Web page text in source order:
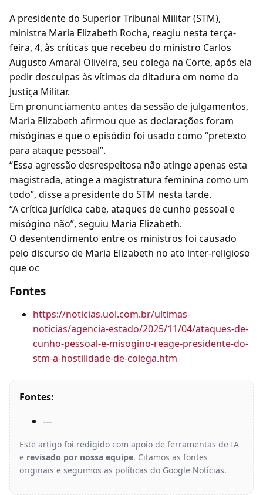
A presidente do Superior Tribunal Militar (STM),
ministra Maria Elizabeth Rocha, reagiu nesta terça-
feira, 4, às críticas que recebeu do ministro Carlos
Augusto Amaral Oliveira, seu colega na Corte, após ela
pedir desculpas às vítimas da ditadura em nome da
Justiça Militar.
Em pronunciamento antes da sessão de julgamentos,
Maria Elizabeth afirmou que as declarações foram
misóginas e que o episódio foi usado como “pretexto
para ataque pessoal”.
“Essa agressão desrespeitosa não atinge apenas esta
magistrada, atinge a magistratura feminina como um
todo”, disse a presidente do STM nesta tarde.
“A crítica jurídica cabe, ataques de cunho pessoal e
misógino não”, seguiu Maria Elizabeth.
O desentendimento entre os ministros foi causado
pelo discurso de Maria Elizabeth no ato inter-religioso
que oc
Fontes
https://noticias.uol.com.br/ultimas-
noticias/agencia-estado/2025/11/04/ataques-de-
cunho-pessoal-e-misogino-reage-presidente-do-
stm-a-hostilidade-de-colega.htm
Fontes:
—
Este artigo foi redigido com apoio de ferramentas de IA
e revisado por nossa equipe. Citamos as fontes
originais e seguimos as políticas do Google Notícias.